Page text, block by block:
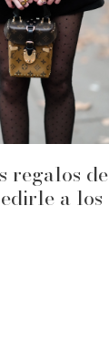
regalos de
a los